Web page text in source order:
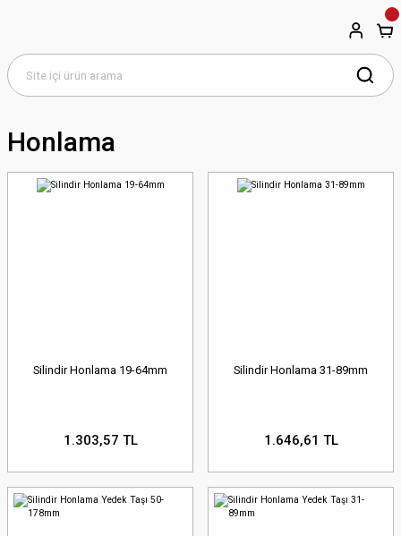
Honlama
Silindir Honlama 19-64mm
1.303,57 TL
Silindir Honlama 31-89mm
1.646,61 TL